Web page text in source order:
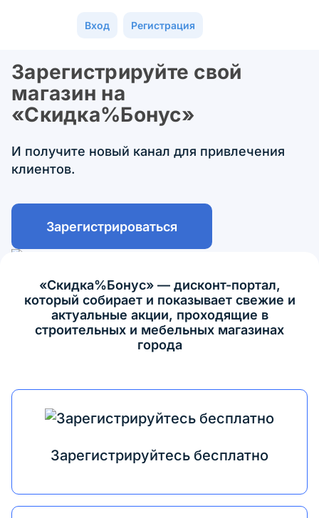
Вход Регистрация
Зарегистрируйте свой
магазин на
«Скидка%Бонус»
И получите новый канал для привлечения
клиентов.
Зарегистрироваться
«Скидка%Бонус» — дисконт-портал,
который собирает и показывает свежие и
актуальные акции, проходящие в
строительных и мебельных магазинах
города
Зарегистрируйтесь бесплатно